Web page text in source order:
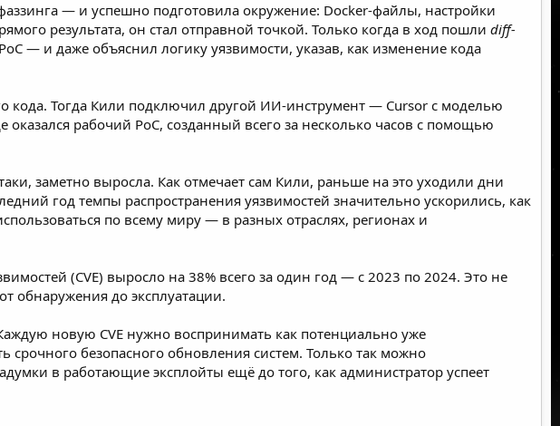
— и успешно подготовила окружение: Docker-файлы, настройки
результата, он стал отправной точкой. Только когда в ход пошли diff-
— и даже объяснил логику уязвимости, указав, как изменение кода
кода. Тогда Кили подключил другой ИИ-инструмент — Cursor с моделью
оказался рабочий PoC, созданный всего за несколько часов с помощью
заметно выросла. Как отмечает сам Кили, раньше на это уходили дни
год темпы распространения уязвимостей значительно ускорились, как
по всему миру — в разных отраслях, регионах и
(CVE) выросло на 38% всего за один год — с 2023 по 2024. Это не
обнаружения до эксплуатации.
новую CVE нужно воспринимать как потенциально уже
безопасного обновления систем. Только так можно
в работающие эксплойты ещё до того, как администратор успеет